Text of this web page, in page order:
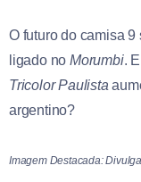
O futuro do camisa
ligado no Morumbi.
Tricolor Paulista
argentino?
Imagem Destacada: